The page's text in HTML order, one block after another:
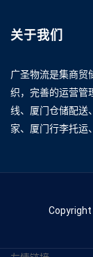
关于我们
广圣物流是集商贸
织，完善的运营管
线、厦门仓储配送
家、厦门行李托运